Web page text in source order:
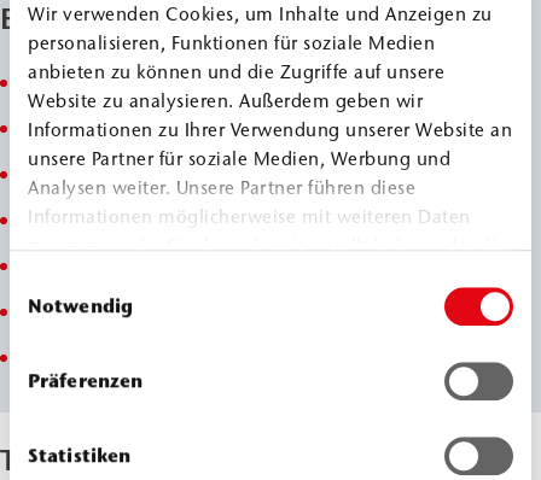
Wir verwenden Cookies, um Inhalte und Anzeigen zu
personalisieren, Funktionen für soziale Medien
anbieten zu können und die Zugriffe auf unsere
Website zu analysieren. Außerdem geben wir
Informationen zu Ihrer Verwendung unserer Website an
unsere Partner für soziale Medien, Werbung und
Analysen weiter. Unsere Partner führen diese
Informationen möglicherweise mit weiteren Daten
haben.
Notwendig
Präferenzen
Statistiken
Eigenschaften
Beschichtung auf Epoxid-Basis
hohe Zähfestigkeit
selbstverlaufende Beschichtung
mechanisch belastbar
hohe Chemikalienbeständigkeit
Technische Parameter